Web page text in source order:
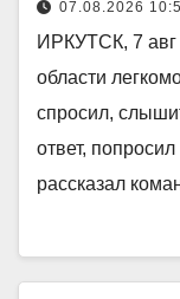
07.08.2026
ИРКУТСК, 7 авг
области
спросил,
ответ,
рассказал